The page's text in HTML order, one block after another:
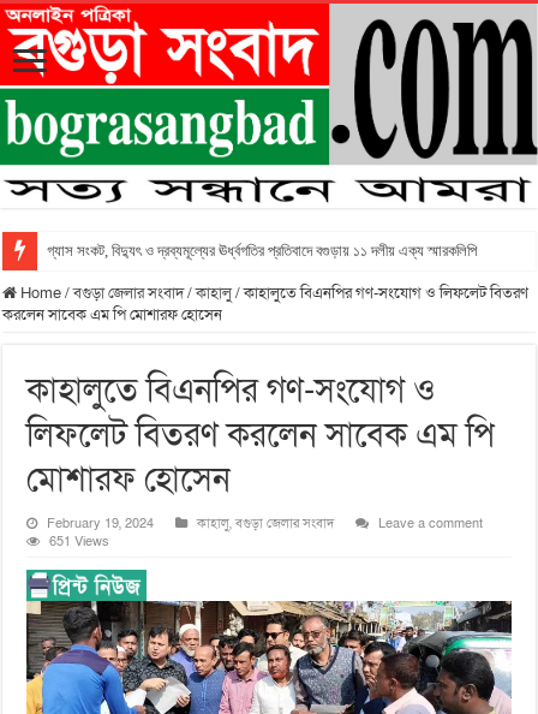
গ্যাস সংকট, বিদ্যুৎ ও দ্রব্যমূল্যের ঊর্ধ্বগতির প্রতিবাদে বগুড়ায় ১১ দলীয় এক্য স্মারকলিপি
Home/বগুড়া জেলার সংবাদ/কাহালু/কাহালুতে বিএনপির গণ-সংযোগ ও লিফলেট বিতরণ
করলেন সাবেক এম পি মোশারফ হোসেন
কাহালুতে বিএনপির গণ-সংযোগ ও
লিফলেট বিতরণ করলেন সাবেক এম পি
মোশারফ হোসেন
February 19, 2024 কাহালু,বগুড়া জেলার সংবাদ
Leave a comment
651 Views